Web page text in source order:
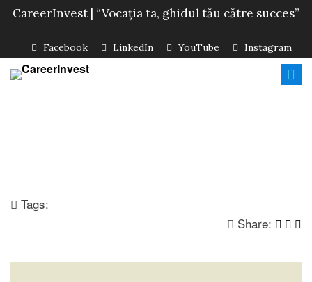
CareerInvest | “Vocația ta, ghidul tău către succes”
Facebook LinkedIn YouTube Instagram
Tags:
Share: